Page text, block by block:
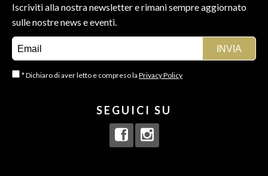
Iscriviti alla nostra newsletter e rimani sempre aggiornato
sulle nostre news e eventi.
* Dichiaro di aver letto e compreso la Privacy Policy
SEGUICI SU